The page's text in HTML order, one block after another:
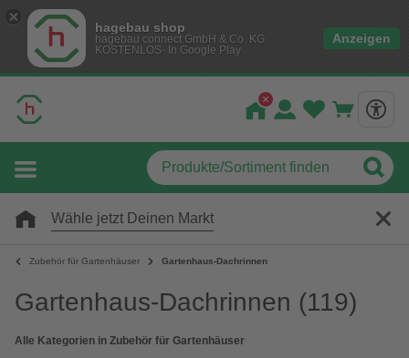
hagebau shop
hagebau connect GmbH & Co. KG
KOSTENLOS- In Google Play
Anzeigen
Wähle jetzt Deinen Markt
Zubehör für Gartenhäuser Gartenhaus-Dachrinnen
Gartenhaus-Dachrinnen (119)
Alle Kategorien in Zubehör für Gartenhäuser